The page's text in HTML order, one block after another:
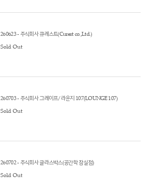
260623 - 주식회사 큐레스트(Curest co.,Ltd.)
Sold Out
260703 - 주식회사 그레이프/라운지 107(LOUNGE 107)
Sold Out
260702 - 주식회사 글라스박스(공간학 잠실점)
Sold Out